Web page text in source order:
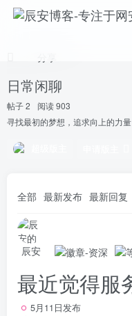
日常闲聊
帖子 2
阅读 903
寻找最初的梦想，追求向上的力量
全部 最新发布 最新回复
辰安
5月11日发布